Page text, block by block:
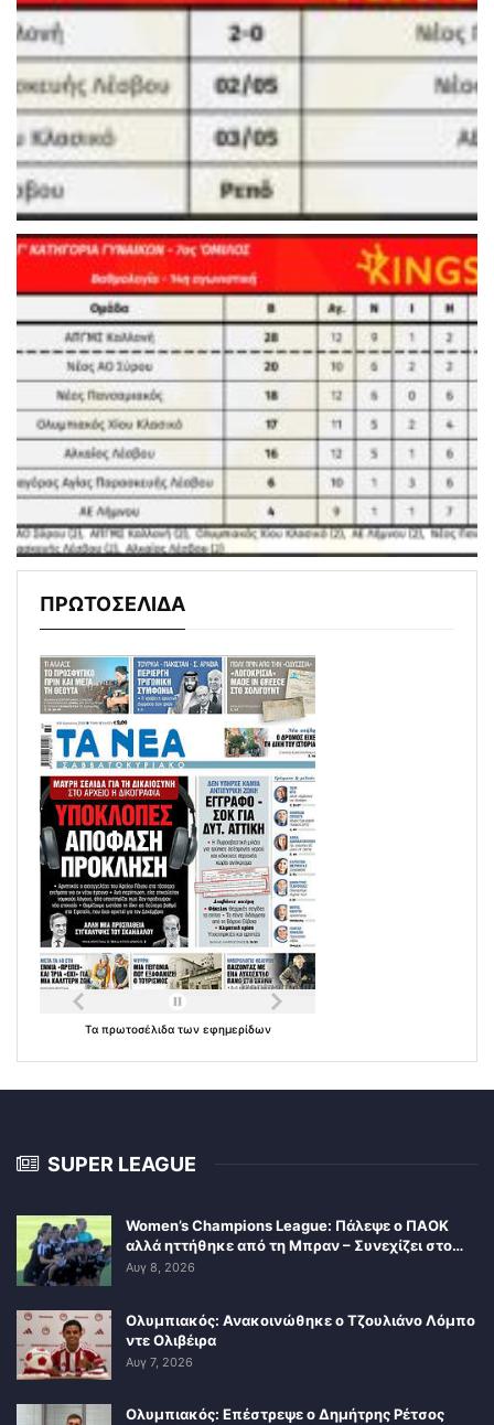
ΠΡΩΤΟΣΕΛΙΔΑ
Τα πρωτοσέλιδα των εφημερίδων
SUPER LEAGUE
Women’s Champions League: Πάλεψε ο ΠΑΟΚ
αλλά ηττήθηκε από τη Μπραν – Συνεχίζει στο…
Αυγ 8, 2026
Ολυμπιακός: Ανακοινώθηκε ο Τζουλιάνο Λόμπο
ντε Ολιβέιρα
Αυγ 7, 2026
Ολυμπιακός: Επέστρεψε ο Δημήτρης Ρέτσος